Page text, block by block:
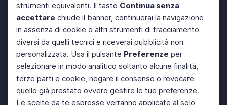
strumenti equivalenti. Il tasto Continua senza
accettare chiude il banner, continuerai la navigazione
in assenza di cookie o altri strumenti di tracciamento
diversi da quelli tecnici e riceverai pubblicità non
personalizzata. Usa il pulsante Preferenze per
selezionare in modo analitico soltanto alcune finalità,
terze parti e cookie, negare il consenso o revocare
quello già prestato ovvero gestire le tue preferenze.
Le scelte da te espresse verranno applicate al solo